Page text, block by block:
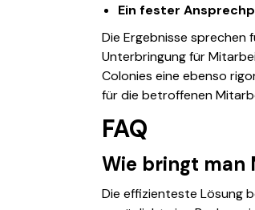
Ein fester
Die Ergebnisse sprechen
Unterbringung für
Colonies eine ebenso
für die betroffenen
FAQ
Wie bringt man
Die effizienteste Lösung